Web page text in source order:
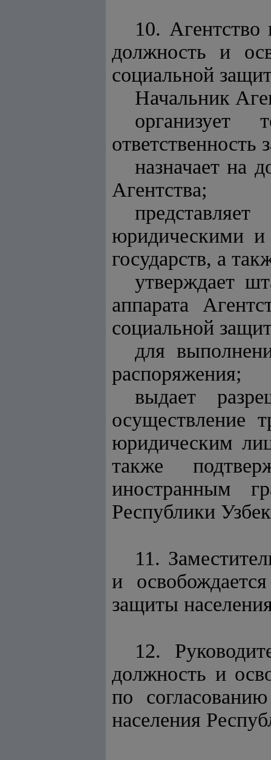
10. Агентство
должность и
социальной
Начальник
организует
ответственность
назначает на
Агентства;
юридическими
государств, а
утверждает
аппарата
социальной
для
распоряжения;
выдает
осуществление
юридическим
также
иностранным
Республики
11.
и
защиты
12.
должность и
по
населения